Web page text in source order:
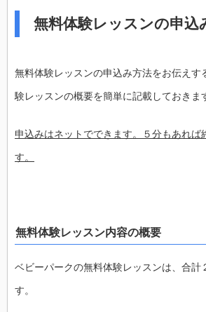
無料体験レッスンの申込
無料体験レッスンの申込み方法をお伝えす
験レッスンの概要を簡単に記載しておきま
申込みはネットでできます。５分もあれば
す。
無料体験レッスン内容の概要
ベビーパークの無料体験レッスンは、合計
す。